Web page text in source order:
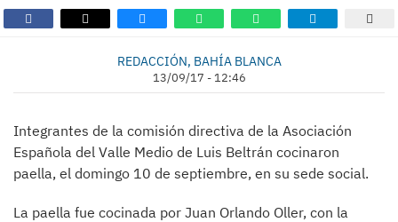
REDACCIÓN, BAHÍA BLANCA
13/09/17 - 12:46
Integrantes de la comisión directiva de la Asociación
Española del Valle Medio de Luis Beltrán cocinaron
paella, el domingo 10 de septiembre, en su sede social.
La paella fue cocinada por Juan Orlando Oller, con la